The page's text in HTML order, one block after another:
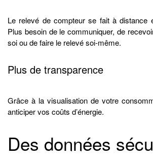
Le relevé de compteur se fait à distance
Plus besoin de le communiquer, de
soi ou de faire le relevé soi-même.
Plus de transparence
Grâce à la visualisation de votre
anticiper vos coûts d’énergie.
Des données